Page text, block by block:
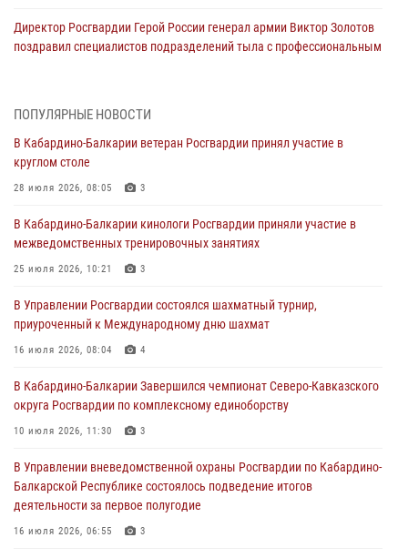
Директор Росгвардии Герой России генерал армии Виктор Золотов
поздравил специалистов подразделений тыла с профессиональным
направлении
31 июля 2026, 09:22
генерала армии Виктора Золотова с заместителем полномочного
представителя Президента Российской Федерации в Северо-
Кавказском федеральном округе Виталием Кузнецовым
Управление Росгвардии по Кабардино-Балкарской Республике
информирует
В Кабардино-Балкарии нештатные инструктора подразделений
Росгвардии отработали профессиональные навыки
ПОПУЛЯРНЫЕ НОВОСТИ
В Кабардино-Балкарии ветеран Росгвардии принял участие в
круглом столе
28 июля 2026, 08:05 3
В Кабардино-Балкарии кинологи Росгвардии приняли участие в
межведомственных тренировочных занятиях
25 июля 2026, 10:21 3
В Управлении Росгвардии состоялся шахматный турнир,
приуроченный к Международному дню шахмат
16 июля 2026, 08:04 4
В Кабардино-Балкарии Завершился чемпионат Северо-Кавказского
округа Росгвардии по комплексному единоборству
10 июля 2026, 11:30 3
В Управлении вневедомственной охраны Росгвардии по Кабардино-
Балкарской Республике состоялось подведение итогов
деятельности за первое полугодие
16 июля 2026, 06:55 3